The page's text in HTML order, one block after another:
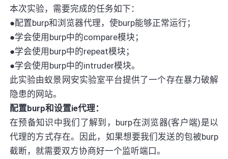
本次实验，需要完成的任务如下：
●配置burp和浏览器代理，使burp能够正常运行；
●学会使用burp中的compare模块；
●学会使用burp中的repeat模块；
●学会使用burp中的intruder模块。
此实验由蚁景网安实验室平台提供了一个存在暴力破解
隐患的网站。
配置burp和设置ie代理：
在预备知识中我们了解到，burp在浏览器(客户端)是以
代理的方式存在。因此，如果想要我们发送的包被burp
截断，就需要双方协商好一个监听端口。